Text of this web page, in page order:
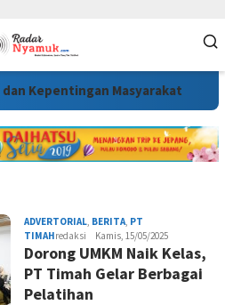
Kepentingan Masyarakat
ADVERTORIAL, BERITA, PT
TIMAHredaksi Kamis, 15/05/2025
Dorong UMKM Naik Kelas,
PT Timah Gelar Berbagai
Pelatihan